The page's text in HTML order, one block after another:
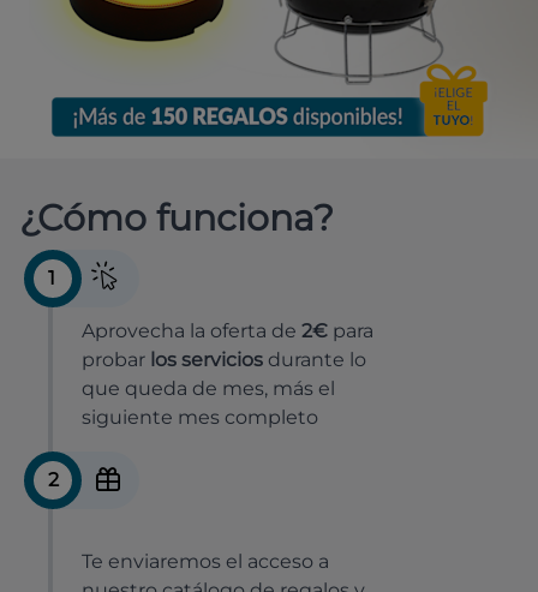
¿Cómo funciona?
1
Aprovecha la oferta de 2€ para
probar los servicios durante lo
que queda de mes, más el
siguiente mes completo
2
Te enviaremos el acceso a